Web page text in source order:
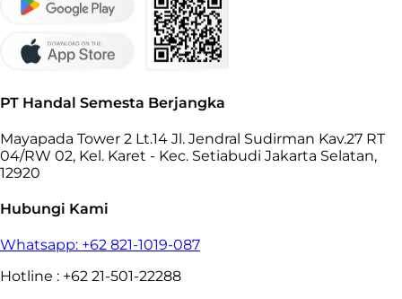
PT Handal Semesta Berjangka
Mayapada Tower 2 Lt.14 Jl. Jendral Sudirman Kav.27 RT
04/RW 02, Kel. Karet - Kec. Setiabudi Jakarta Selatan,
12920
Hubungi Kami
Whatsapp: +62 821-1019-087
Hotline : +62 21-501-22288